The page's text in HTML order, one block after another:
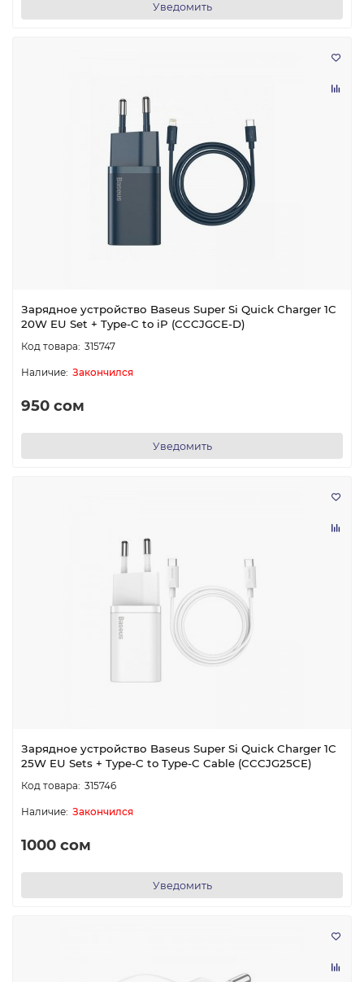
Уведомить
Зарядное устройство Baseus Super Si Quick Charger 1C
20W EU Set + Type-C to iP (CCCJGCE-D)
315747
Закончился
950 сом
Уведомить
Зарядное устройство Baseus Super Si Quick Charger 1C
25W EU Sets + Type-C to Type-C Cable (CCCJG25CE)
315746
Закончился
1000 сом
Уведомить